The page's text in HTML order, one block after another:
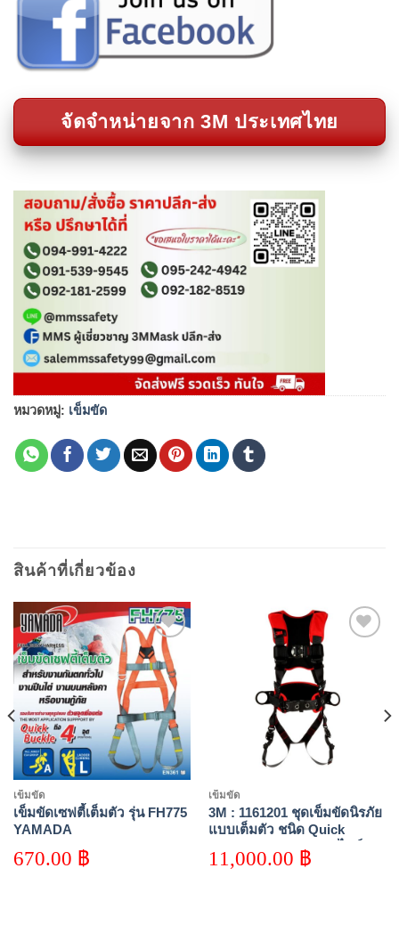
จัดจำหน่ายจาก 3M ประเทศไทย
หมวดหมู่: เข็มขัด
สินค้าที่เกี่ยวข้อง
Add to
wishlist
เข็มขัด
เข็มขัดเซฟตี้เต็มตัว รุ่น FH775
YAMADA
670.00 ฿
เข็มขัด
3M : 1161201 ชุดเข็มขัดนิรภัย
แบบเต็มตัว ชนิด Quick
Connect D-ring 4 จุด ไซส์M/L
11,000.00 ฿